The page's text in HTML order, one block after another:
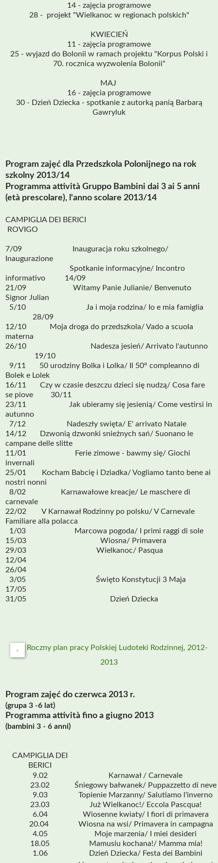
14 - zajęcia programowe
28 - projekt "Wielkanoc w regionach polskich"
KWIECIEŃ
11 - zajęcia programowe
25 - wyjazd do Bolonii w ramach projektu "Korpus Polski i
70. rocznica wyzwolenia Bolonii"
MAJ
16 - zajęcia programowe
30 - Dzień Dziecka - spotkanie z autorką panią Barbarą
Gawryluk
Program zajęć dla Przedszkola Polonijnego na rok
szkolny 2013/14
Programma attività Gruppo Bambini dai 3 ai 5 anni
(età prescolare), l'anno scolare 2013/14
CAMPIGLIA DEI BERICI
ROVIGO
7/09 Inauguracja roku szkolnego/
Inaugurazione
Spotkanie informacyjne/ Incontro
informativo 14/09
21/09 Witamy Panie Julianie/ Benvenuto
Signor Julian
5/10 Ja i moja rodzina/ Io e mia famiglia
28/09
12/10 Moja droga do przedszkola/ Vado a scuola
materna
26/10 Nadesza jesień/ Arrivato l'autunno
19/10
9/11 50 urodziny Bolka i Lolka/ Il 50° compleanno di
Bolek e Lolek
16/11 Czy w czasie deszczu dzieci się nudzą/ Cosa fare
se piove 30/11
23/11 Jak ubieramy się jesienią/ Come vestirsi in
autunno
7/12 Nadeszły swięta/ E' arrivato Natale
14/12 Dzwonią dzwonki snieżnych sań/ Suonano le
campane delle slitte
11/01 Ferie zimowe - bawmy się/ Giochi
invernali
25/01 Kocham Babcię i Dziadka/ Vogliamo tanto bene ai
nostri nonni
8/02 Karnawałowe kreacje/ Le maschere di
carnevale
22/02 V Karnawał Rodzinny po polsku/ V Carnevale
Familiare alla polacca
1/03 Marcowa pogoda/ I primi raggi di sole
15/03 Wiosna/ Primavera
29/03 Wielkanoc/ Pasqua
12/04
26/04
3/05 Święto Konstytucji 3 Maja
17/05
31/05 Dzień Dziecka
Roczny plan pracy Polskiej Ludoteki Rodzinnej, 2012-
2013
Program zajęć do czerwca 2013 r.
(grupa 3 -6 lat)
Programma attività fino a giugno 2013
(bambini 3 - 6 anni)
CAMPIGLIA DEI
BERICI
9.02
Karnawał / Carnevale
23.02
Śniegowy bałwanek/ Puppazzetto di neve
9.03
Topienie Marzanny/ Salutiamo l'inverno
23.03
Już Wielkanoc!/ Eccola Pascqua!
6.04
Wiosenne kwiaty/
I fiori di primavera
20.04
Wiosna na wsi/ Primavera in campagna
4.05
Moje marzenia/
I miei desideri
18.05
Mamusiu kochana!/ Mamma mia!
1.06
Dzień Dziecka/ Festa dei Bambini